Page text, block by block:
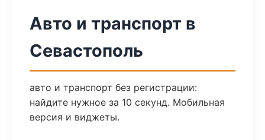
Авто и транспорт в
Севастополь
авто и транспорт без регистрации:
найдите нужное за 10 секунд. Мобильная
версия и виджеты.